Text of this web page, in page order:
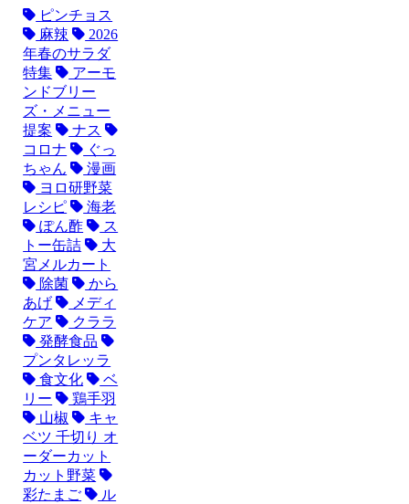
ピンチョス
麻辣
2026
年春のサラダ
特集
アーモ
ンドブリー
ズ・メニュー
提案
ナス
コロナ
ぐっ
ちゃん
漫画
ヨロ研野菜
レシピ
海老
ぽん酢
ス
トー缶詰
大
宮メルカート
除菌
から
あげ
メディ
ケア
クララ
発酵食品
プンタレッラ
食文化
ベ
リー
鶏手羽
山椒
キャ
ベツ 千切り オ
ーダーカット
カット野菜
彩たまご
ル